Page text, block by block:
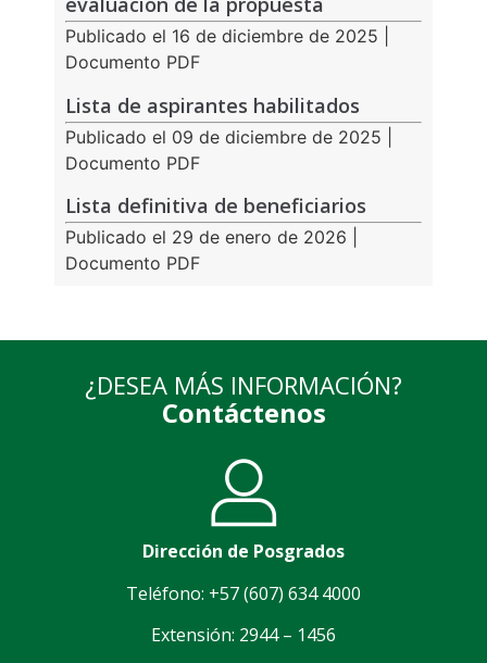
Publicado el 16 de diciembre de 2025 |
Documento PDF
Lista de aspirantes habilitados
Publicado el 09 de diciembre de 2025 |
Documento PDF
Lista definitiva de beneficiarios
Publicado el 29 de enero de 2026 |
Documento PDF
¿DESEA MÁS INFORMACIÓN?
Contáctenos
Dirección de Posgrados
Teléfono: +57 (607) 634 4000
Extensión: 2944 – 1456